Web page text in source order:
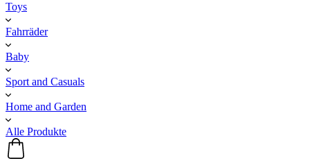
Toys
Fahrräder
Baby
Sport and Casuals
Home and Garden
Alle Produkte